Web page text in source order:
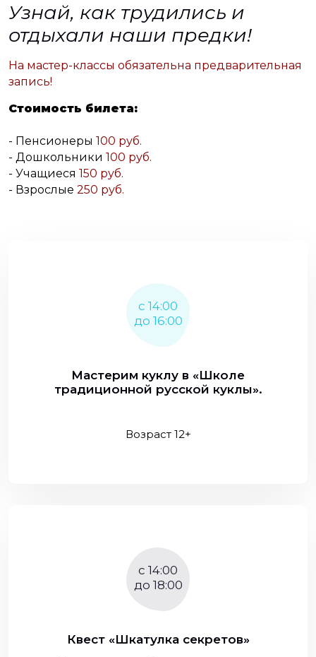
Узнай, как трудились и
отдыхали наши предки!
На мастер-классы обязательна предварительная
запись!
Стоимость билета:
- Пенсионеры 100 руб.
- Дошкольники 100 руб.
- Учащиеся 150 руб.
- Взрослые 250 руб.
с 14:00
до 16:00
Мастерим куклу в «Школе
традиционной русской куклы».
Возраст 12+
с 14:00
до 18:00
Квест «Шкатулка секретов»